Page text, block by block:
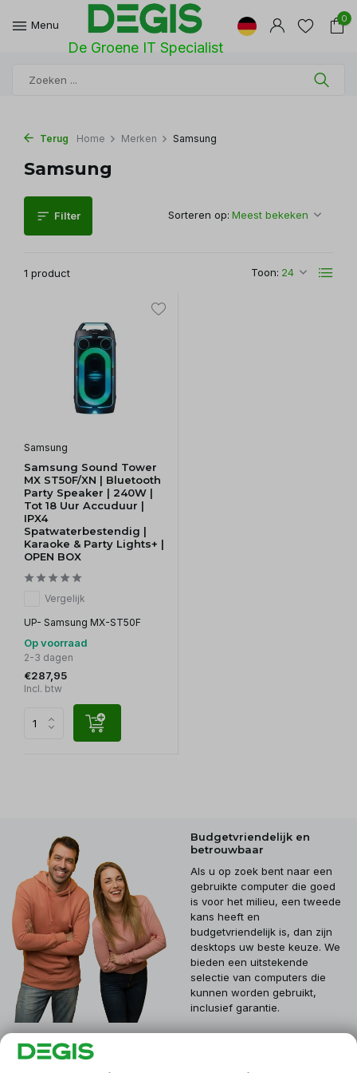
Menu
De Groene IT Specialist
0
Terug Home Merken Samsung
Samsung
Filter
1 product Toon:
Sorteren op:
Samsung
Samsung Sound Tower
MX ST50F/XN | Bluetooth
Party Speaker | 240W |
Tot 18 Uur Accuduur |
IPX4
Spatwaterbestendig |
Karaoke & Party Lights+ |
OPEN BOX
Vergelijk
UP- Samsung MX-ST50F
Op voorraad
2-3 dagen
€287,95
Incl. btw
Budgetvriendelijk en
betrouwbaar
Als u op zoek bent naar een
gebruikte computer die goed
is voor het milieu, een tweede
kans heeft en
budgetvriendelijk is, dan zijn
desktops uw beste keuze. We
bieden een uitstekende
selectie van computers die
kunnen worden gebruikt,
inclusief garantie.
Klantenservice